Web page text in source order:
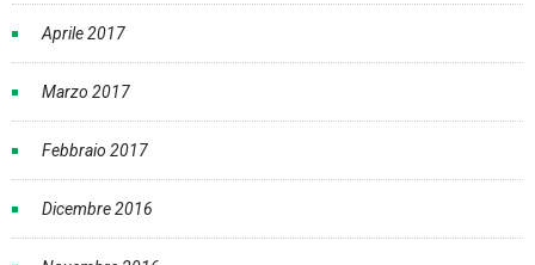
Aprile 2017
Marzo 2017
Febbraio 2017
Dicembre 2016